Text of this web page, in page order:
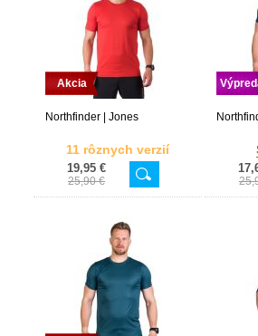
Akcia
Northfinder | Jones
11 rôznych verzií
19,95 €
25,90 €